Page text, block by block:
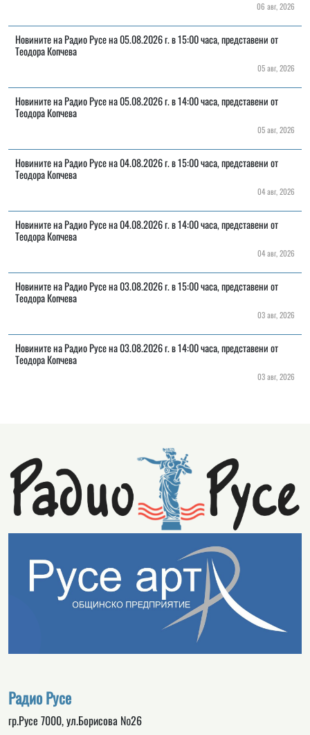
06 авг, 2026
Новините на Радио Русе на 05.08.2026 г. в 15:00 часа, представени от
Теодора Копчева
05 авг, 2026
Новините на Радио Русе на 05.08.2026 г. в 14:00 часа, представени от
Теодора Копчева
05 авг, 2026
Новините на Радио Русе на 04.08.2026 г. в 15:00 часа, представени от
Теодора Копчева
04 авг, 2026
Новините на Радио Русе на 04.08.2026 г. в 14:00 часа, представени от
Теодора Копчева
04 авг, 2026
Новините на Радио Русе на 03.08.2026 г. в 15:00 часа, представени от
Теодора Копчева
03 авг, 2026
Новините на Радио Русе на 03.08.2026 г. в 14:00 часа, представени от
Теодора Копчева
03 авг, 2026
Радио Русе
гр.Русе 7000, ул.Борисова №26